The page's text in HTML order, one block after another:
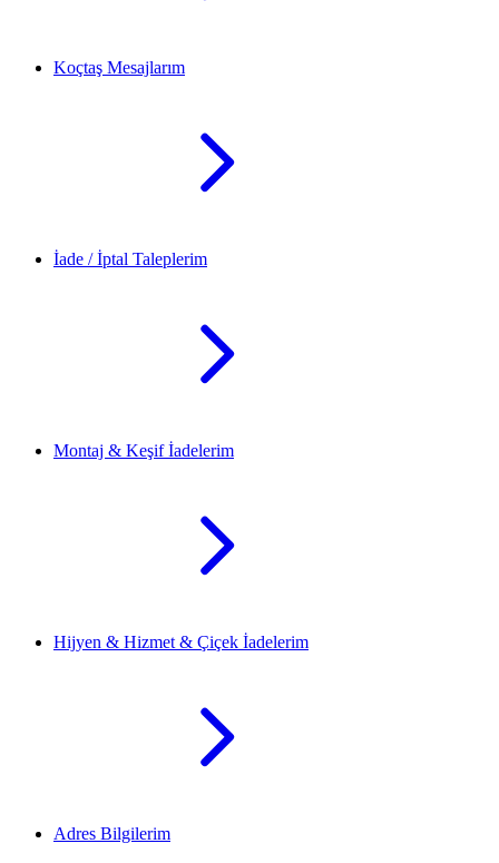
Koçtaş Mesajlarım
İade / İptal Taleplerim
Montaj & Keşif İadelerim
Hijyen & Hizmet & Çiçek İadelerim
Adres Bilgilerim